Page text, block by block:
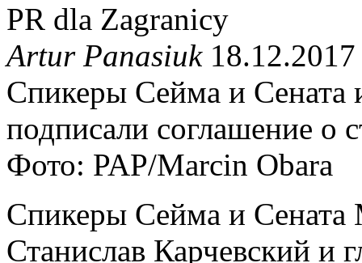
PR dla Zagranicy
Artur Panasiuk18.12.2017
Спикеры Сейма и Сената
подписали соглашение о
Фото: PAP/Marcin Obara
Спикеры Сейма и Сената
Станислав Карчевский и